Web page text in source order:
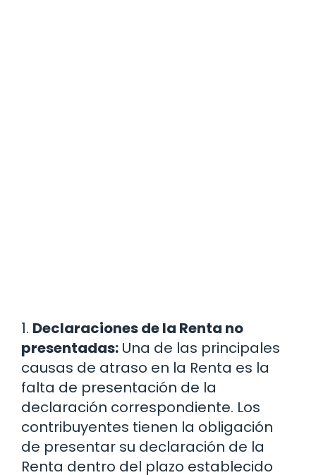
1. Declaraciones de la Renta no
presentadas: Una de las principales
causas de atraso en la Renta es la
falta de presentación de la
declaración correspondiente. Los
contribuyentes tienen la obligación
de presentar su declaración de la
Renta dentro del plazo establecido